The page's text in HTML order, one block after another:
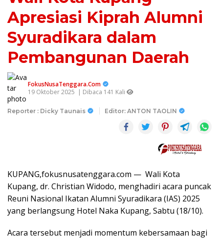
Apresiasi Kiprah Alumni
Syuradikara dalam
Pembangunan Daerah
FokusNusaTenggara.Com
19 Oktober 2025 | Dibaca 141 Kali
Reporter : Dicky Taunais Editor: ANTON TAOLIN
KUPANG,fokusnusatenggara.com — Wali Kota
Kupang, dr. Christian Widodo, menghadiri acara puncak
Reuni Nasional Ikatan Alumni Syuradikara (IAS) 2025
yang berlangsung Hotel Naka Kupang, Sabtu (18/10).
Acara tersebut menjadi momentum kebersamaan bagi